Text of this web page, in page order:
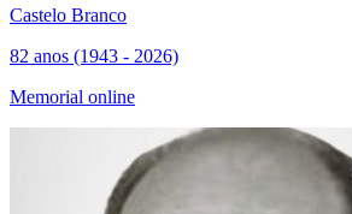
Castelo Branco
82 anos (1943 - 2026)
Memorial online